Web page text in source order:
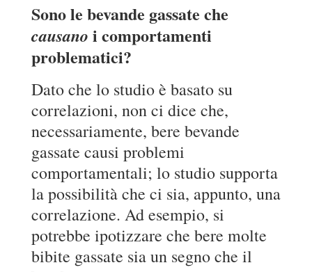
Sono le bevande gassate che
causano i comportamenti
problematici?
Dato che lo studio è basato su
correlazioni, non ci dice che,
necessariamente, bere bevande
gassate causi problemi
comportamentali; lo studio supporta
la possibilità che ci sia, appunto, una
correlazione. Ad esempio, si
potrebbe ipotizzare che bere molte
bibite gassate sia un segno che il